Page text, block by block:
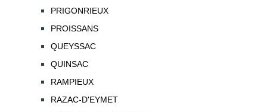
PRIGONRIEUX
PROISSANS
QUEYSSAC
QUINSAC
RAMPIEUX
RAZAC-D'EYMET